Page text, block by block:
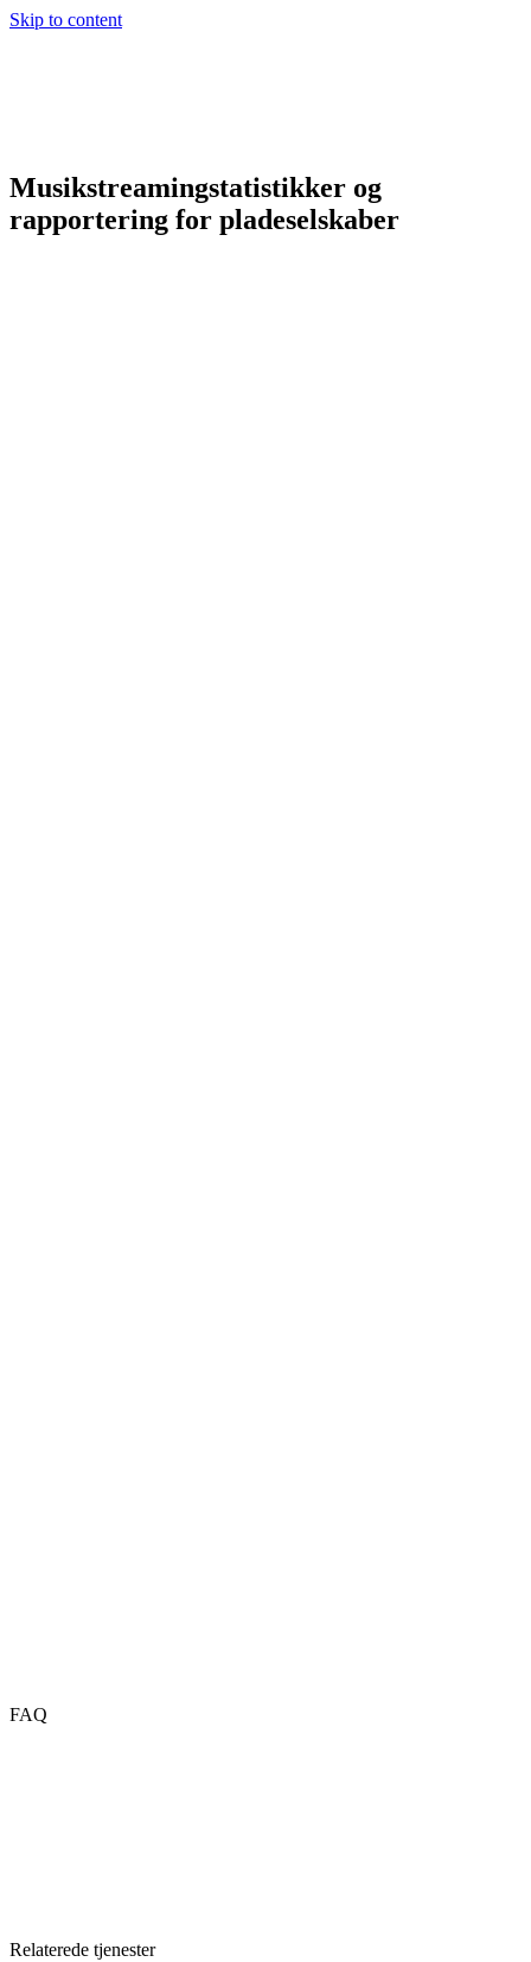
Skip to content
Musikstreamingstatistikker og
rapportering for pladeselskaber
FAQ
Relaterede tjenester